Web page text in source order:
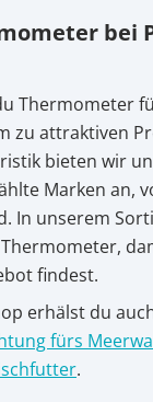
bei
Thermometer
zu attraktiven
bieten wir
Marken an,
In unserem
findest.
erhälst du
fürs
.